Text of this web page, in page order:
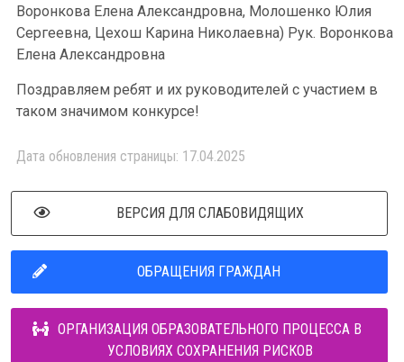
Воронкова Елена Александровна, Молошенко Юлия
Сергеевна, Цехош Карина Николаевна) Рук. Воронкова
Елена Александровна
Поздравляем ребят и их руководителей с участием в
таком значимом конкурсе!
Дата обновления страницы: 17.04.2025
ВЕРСИЯ ДЛЯ СЛАБОВИДЯЩИХ
ОБРАЩЕНИЯ ГРАЖДАН
ОРГАНИЗАЦИЯ ОБРАЗОВАТЕЛЬНОГО ПРОЦЕССА В
УСЛОВИЯХ СОХРАНЕНИЯ РИСКОВ